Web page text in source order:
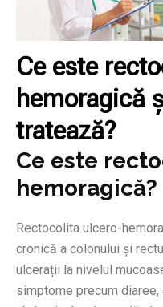
Ce este
hemoragică
tratează?
Ce este
hemoragică?
Rectocolita ulcero-
cronică a colonului și
ulcerații la nivelul
simptome precum